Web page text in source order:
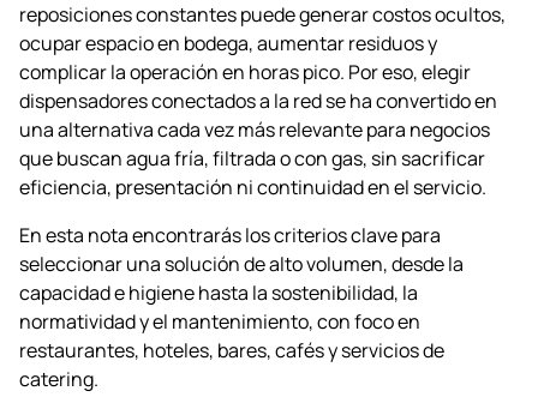
reposiciones constantes puede generar costos ocultos,
ocupar espacio en bodega, aumentar residuos y
complicar la operación en horas pico. Por eso, elegir
dispensadores conectados a la red se ha convertido en
una alternativa cada vez más relevante para negocios
que buscan agua fría, filtrada o con gas, sin sacrificar
eficiencia, presentación ni continuidad en el servicio.
En esta nota encontrarás los criterios clave para
seleccionar una solución de alto volumen, desde la
capacidad e higiene hasta la sostenibilidad, la
normatividad y el mantenimiento, con foco en
restaurantes, hoteles, bares, cafés y servicios de
catering.